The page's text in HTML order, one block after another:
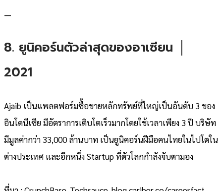
—
8. ยูนิคอร์นตัวล่าสุดของอาเซียน │
2021
Ajaib เป็นแพลตฟอร์มซื้อขายหลักทรัพย์ที่ใหญ่เป็นอันดับ 3 ของ
อินโดนีเซีย มีอัตราการเติบโตเร็วมากโดยใช้เวลาเพียง 3 ปี บริษัท
มีมูลค่ากว่า 33,000 ล้านบาท เป็นยูนิคอร์นฝีมือคนไทยในไปโตใน
ต่างประเทศ และอีกหนึ่ง Startup ที่ตัวโลกกำลังจับตามอง